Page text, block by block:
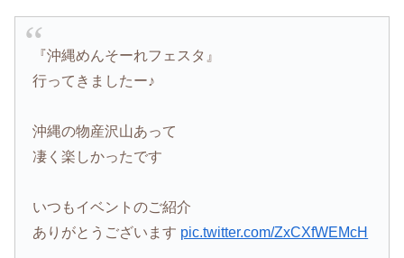
『沖縄めんそーれフェスタ』
行ってきましたー♪
沖縄の物産沢山あって
凄く楽しかったです
いつもイベントのご紹介
ありがとうございます pic.twitter.com/ZxCXfWEMcH